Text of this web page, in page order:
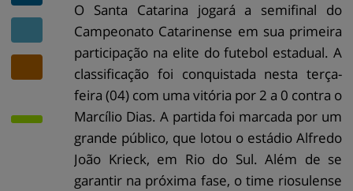
O Santa Catarina jogará a semifinal do
Campeonato Catarinense em sua primeira
participação na elite do futebol estadual. A
classificação foi conquistada nesta terça-
feira (04) com uma vitória por 2 a 0 contra o
Marcílio Dias. A partida foi marcada por um
grande público, que lotou o estádio Alfredo
João Krieck, em Rio do Sul. Além de se
garantir na próxima fase, o time riosulense